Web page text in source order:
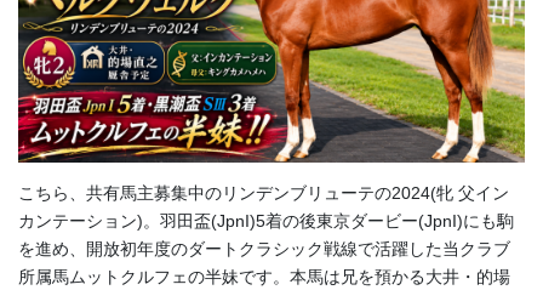
こちら、共有馬主募集中のリンデンブリューテの2024(牝 父イン
カンテーション)。羽田盃(JpnI)5着の後東京ダービー(JpnI)にも駒
を進め、開放初年度のダートクラシック戦線で活躍した当クラブ
所属馬ムットクルフェの半妹です。本馬は兄を預かる大井・的場